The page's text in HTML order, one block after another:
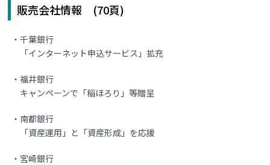
販売会社情報 (70頁)
千葉銀行
「インターネット申込サービス」拡充
福井銀行
キャンペーンで「稲ほろり」等贈呈
南都銀行
「資産運用」と「資産形成」を応援
宮崎銀行